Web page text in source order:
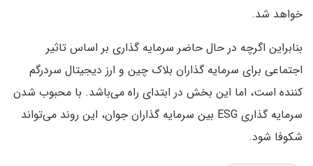
خواهد شد.
بنابراین اگرچه در حال حاضر سرمایه گذاری بر اساس تاثیر
اجتماعی برای سرمایه گذاران بلاک چین و ارز دیجیتال سردرگم
کننده است، اما این بخش در ابتدای راه می‌باشد. با محبوب شدن
سرمایه گذاری ESG بین سرمایه گذاران جوان، این روند می‌تواند
شکوفا شود.